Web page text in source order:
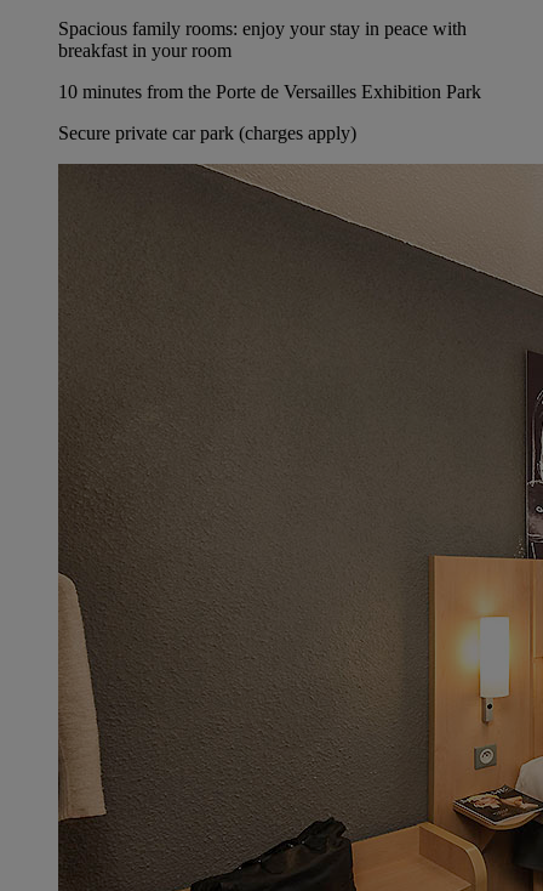
Spacious family rooms: enjoy your stay in peace with
breakfast in your room
10 minutes from the Porte de Versailles Exhibition Park
Secure private car park (charges apply)